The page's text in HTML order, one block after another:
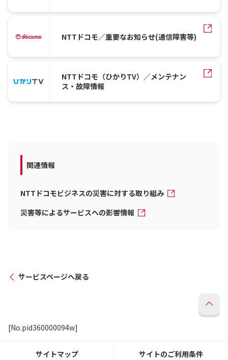
NTTドコモ／重要なお知らせ(通信障害等)
NTTドコモ（ひかりTV）／メンテナン
ス・故障情報
関連情報
NTTドコモビジネスの災害に対する取り組み
災害等によるサービスへの影響情報
サービスページへ戻る
[No.pid360000094w]
サイトマップ サイトのご利用条件